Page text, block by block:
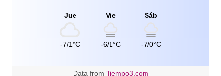
Jue
-7/1°C
Vie
-6/1°C
Sáb
-7/0°C
Data from Tiempo3.com